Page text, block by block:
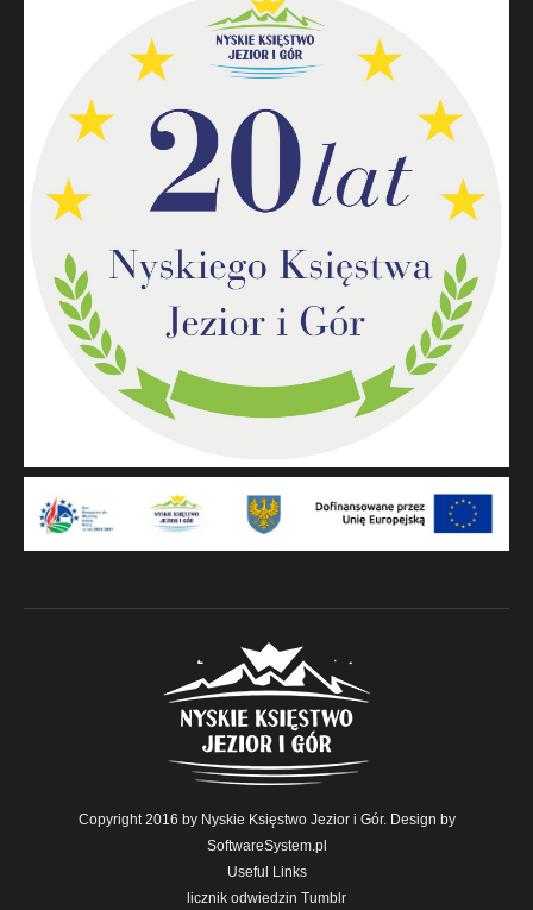
Copyright 2016 by Nyskie Księstwo Jezior i Gór. Design by
SoftwareSystem.pl
Useful Links
licznik odwiedzin Tumblr